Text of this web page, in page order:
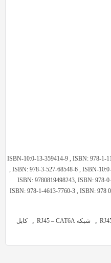
ISBN-10:0-13-359414-9 , ISBN: 978-1-
, ISBN: 978-3-527-68548-6 , ISBN-
ISBN: 9780819498243, ISBN: 978-
ISBN: 978-1-4613-7760-3 , ISBN: 978
شبکه RJ45 – CAT6A
کابل